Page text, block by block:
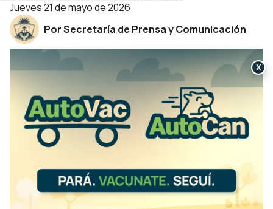
jueves 21 de mayo de 2026
Por Secretaría de Prensa y Comunicación
X